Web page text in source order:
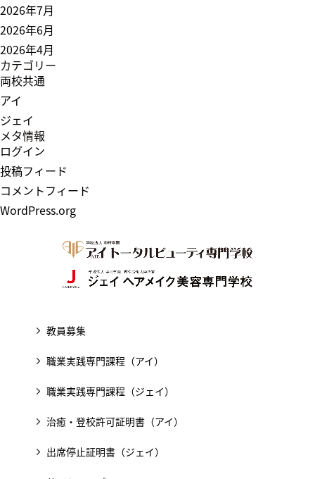
2026年7月
2026年6月
2026年4月
カテゴリー
両校共通
アイ
ジェイ
メタ情報
ログイン
投稿フィード
コメントフィード
WordPress.org
教員募集
職業実践専門課程（アイ）
職業実践専門課程（ジェイ）
治癒・登校許可証明書（アイ）
出席停止証明書（ジェイ）